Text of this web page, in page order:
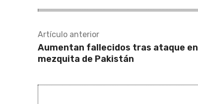
Artículo anterior
Aumentan fallecidos tras ataque en
mezquita de Pakistán